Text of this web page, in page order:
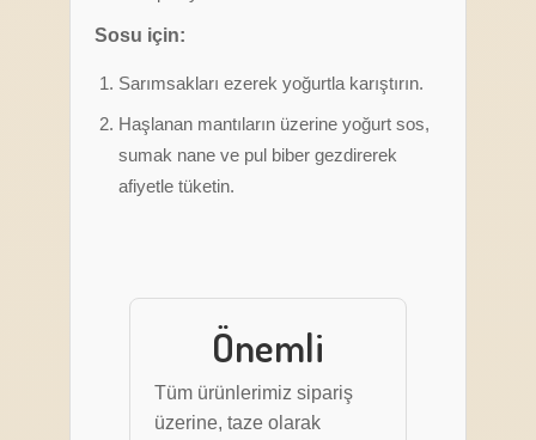
Sosu için:
Sarımsakları ezerek yoğurtla karıştırın.
Haşlanan mantıların üzerine yoğurt sos,
sumak nane ve pul biber gezdirerek
afiyetle tüketin.
Önemli
Tüm ürünlerimiz sipariş
üzerine, taze olarak